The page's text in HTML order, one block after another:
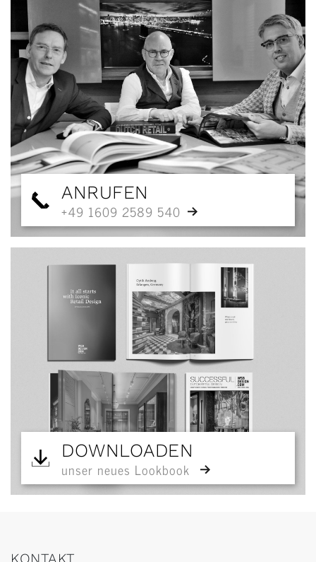
ANRUFEN
+49 1609 2589 540
DOWNLOADEN
unser neues Lookbook
KONTAKT